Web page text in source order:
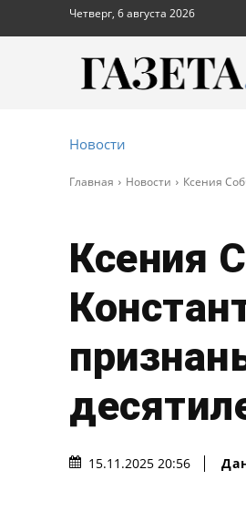
Четверг, 6 августа 2026
Новости
Главная Новости Ксения
Ксения
15.11.2025 20:56